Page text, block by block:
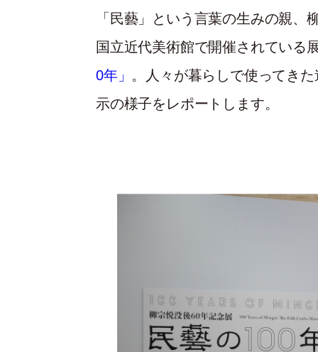
「民藝」という言葉の生みの親
国立近代美術館で開催されている
0年」 。人々が暮らしで使ってき
示の様子をレポートします。